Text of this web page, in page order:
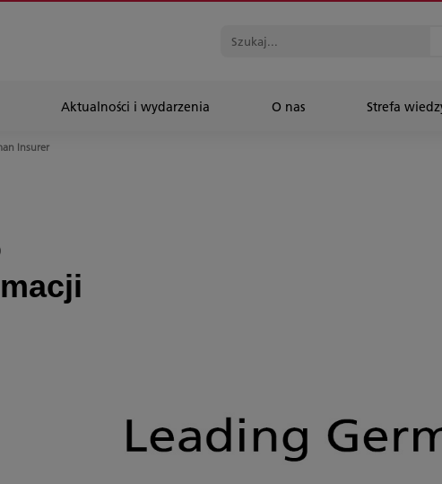
Aktualności i wydarzenia O nas Strefa
Insurer